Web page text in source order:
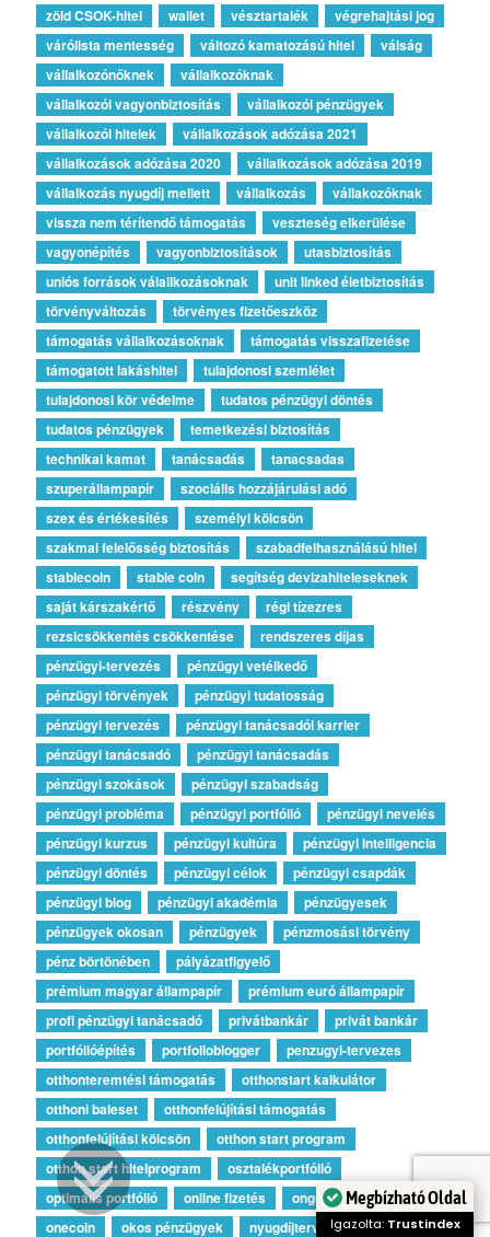
zöld CSOK-hitel
wallet vésztartalék
végrehajtási jog
várólista mentesség
változó kamatozású hitel
válság
vállalkozónőknek
vállalkozóknak
vállalkozói vagyonbiztosítás
vállalkozói pénzügyek
vállalkozói hitelek
vállalkozások adózása 2021
vállalkozások adózása 2020
vállalkozások adózása 2019
vállalkozás nyugdíj mellett
vállalkozás
vállakozóknak
vissza nem térítendő támogatás
veszteség elkerülése
vagyonépítés
vagyonbiztosítások
utasbiztosítás
uniós források válallkozásoknak
unit linked életbiztosítás
törvényváltozás
törvényes fizetőeszköz
támogatás vállalkozásoknak
támogatás visszafizetése
támogatott lakáshitel
tulajdonosi szemlélet
tulajdonosi kör védelme
tudatos pénzügyi döntés
tudatos pénzügyek
temetkezési biztosítás
technikai kamat
tanácsadás
tanacsadas
szuperállampapír
szociális hozzájárulási adó
szex és értékesítés
személyi kölcsön
szakmai felelősség biztosítás
szabadfelhasználású hitel
stablecoin
stable coin
segítség devizahiteleseknek
saját kárszakértő
részvény
régi tízezres
rezsicsökkentés csökkentése
rendszeres díjas
pénzügyi-tervezés
pénzügyi vetélkedő
pénzügyi törvények
pénzügyi tudatosság
pénzügyi tervezés
pénzügyi tanácsadói karrier
pénzügyi tanácsadó
pénzügyi tanácsadás
pénzügyi szokások
pénzügyi szabadság
pénzügyi probléma
pénzügyi portfólió
pénzügyi nevelés
pénzügyi kurzus
pénzügyi kultúra
pénzügyi intelligencia
pénzügyi döntés
pénzügyi célok
pénzügyi csapdák
pénzügyi blog
pénzügyi akadémia
pénzügyesek
pénzügyek okosan
pénzügyek
pénzmosási törvény
pénz börtönében
pályázatfigyelő
prémium magyar állampapír
prémium euró állampapír
profi pénzügyi tanácsadó
privátbankár
privát bankár
portfólióépítés
portfolioblogger
penzugyi-tervezes
otthonteremtési támogatás
otthonstart kalkulátor
otthoni baleset
otthonfelújítási támogatás
otthonfelújítási kölcsön
otthon start program
otthon start hitelprogram
osztalékportfólió
optimális portfólió
online fizetés
ongondoskodas
onecoin
okos pénzügyek nyugdíjtervező kalkulátor
Megbízható Oldal
Igazolta: Trustindex